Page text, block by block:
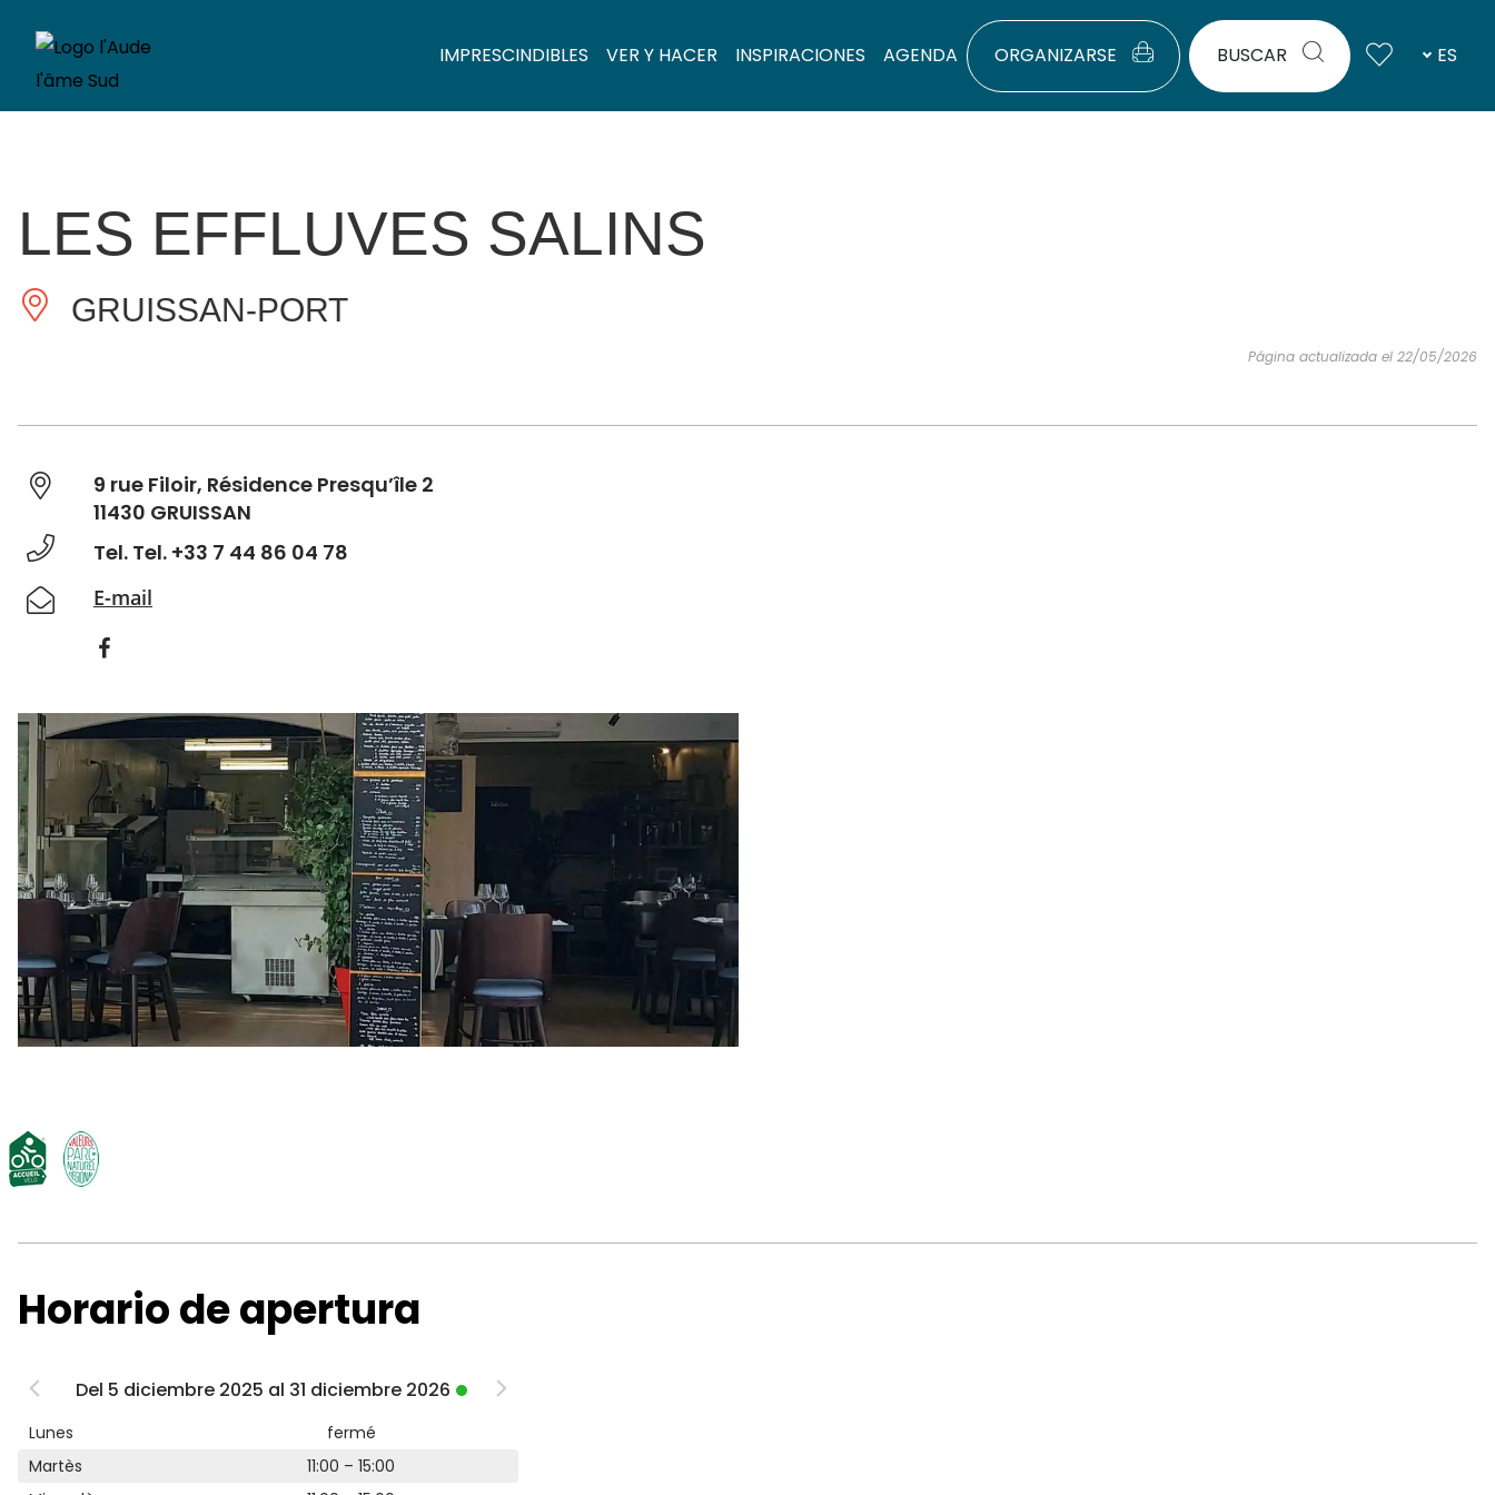
IMPRESCINDIBLES VER Y HACER INSPIRACIONES AGENDA ORGANIZARSE BUSCAR ES
LES EFFLUVES SALINS
GRUISSAN-PORT
Página actualizada el 22/05/2026
9 rue Filoir, Résidence Presqu’île 2
11430 GRUISSAN
Tel. Tel. +33 7 44 86 04 78
E-mail
Horario de apertura
Del 5 diciembre 2025 al 31 diciembre 2026
Lunes
fermé
Martès
11:00 – 15:00